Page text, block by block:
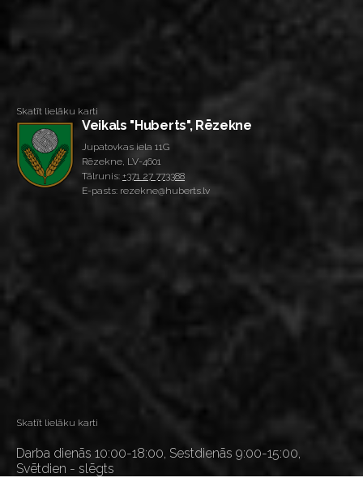
Skatīt lielāku karti
Veikals "Huberts", Rēzekne
Jupatovkas iela 11G
Rēzekne, LV-4601
Tālrunis: +371 27 773388
E-pasts: rezekne@huberts.lv
Skatīt lielāku karti
Darba dienās 10:00-18:00, Sestdienās 9:00-15:00,
Svētdien - slēgts